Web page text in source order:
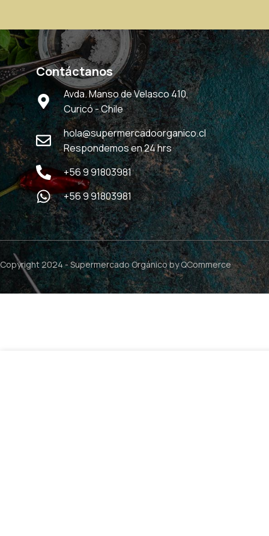
Contáctanos
Avda. Manso de Velasco 410,
Curicó - Chile
hola@supermercadoorganico.cl
Respondemos en 24 hrs
+56 9 91803981
+56 9 91803981
Copyright 2024 -Supermercado Orgánicoby QCommerce